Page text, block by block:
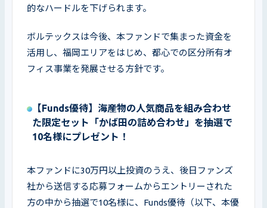
的なハードルを下げられます。
ボルテックスは今後、本ファンドで集まった資金を
活用し、福岡エリアをはじめ、都心での区分所有オ
フィス事業を発展させる方針です。
【Funds優待】海産物の人気商品を組み合わせ
た限定セット「かば田の詰め合わせ」を抽選で
10名様にプレゼント！
本ファンドに30万円以上投資のうえ、後日ファンズ
社から送信する応募フォームからエントリーされた
方の中から抽選で10名様に、Funds優待（以下、本優